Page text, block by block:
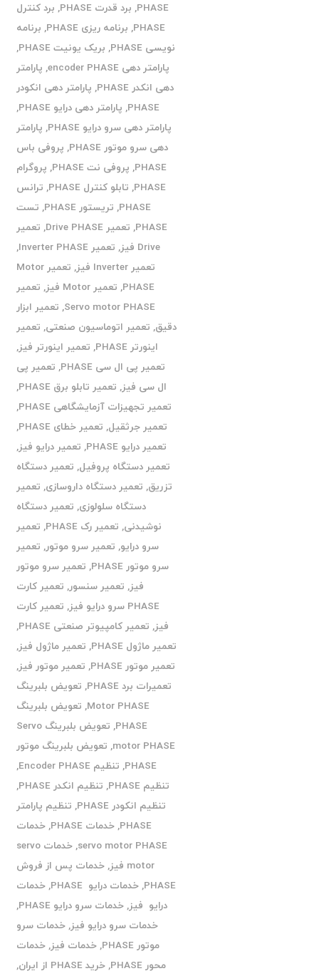
PHASE
, برد قدرت PHASE , برد کنترل
PHASE
, برنامه ریزی PHASE , برنامه
نویسی PHASE
, بریک یونیت PHASE
,
پارامتر دهی encoder PHASE
, پارامتر
دهی انکدر PHASE
, پارامتر دهی انکودر
PHASE
, پارامتر دهی درایو PHASE
,
پارامتر دهی سرو درایو PHASE
, پارامتر
دهی سرو موتور PHASE
, پروفی باس
PHASE
, پروفی نت PHASE , پروگرام
PHASE
, تابلو کنترل PHASE , ترانس
PHASE
, تریستور PHASE , تست
PHASE
, تعمیر Drive PHASE , تعمیر
Drive فیز
, تعمیر Inverter PHASE
,
تعمیر Inverter فیز
,
تعمیر Motor
PHASE
, تعمیر Motor فیز , تعمیر
Servo motor PHASE
, تعمیر ابزار
دقیق, تعمیر اتوماسیون صنعتی, تعمیر
اینورتر PHASE
, تعمیر اینورتر فیز,
تعمیر پی ال سی PHASE
, تعمیر پی
ال سی فیز, تعمیر تابلو برق PHASE
,
تعمیر تجهیزات آزمایشگاهی PHASE
,
تعمیر جرثقیل, تعمیر خطای PHASE
,
تعمیر درایو PHASE
, تعمیر درایو فیز,
تعمیر دستگاه پروفیل, تعمیر دستگاه
تزریق, تعمیر دستگاه داروسازی, تعمیر
دستگاه سلولوزی, تعمیر دستگاه
نوشیدنی, تعمیر رک PHASE , تعمیر
سرو درایو, تعمیر سرو موتور, تعمیر
سرو موتور PHASE
, تعمیر سرو موتور
فیز, تعمیر سنسور, تعمیر کارت
PHASE سرو درایو فیز
, تعمیر کارت
فیز, تعمیر کامپیوتر صنعتی PHASE
,
تعمیر ماژول PHASE
, تعمیر ماژول فیز,
تعمیر موتور PHASE
, تعمیر موتور فیز,
تعمیرات برد PHASE
, تعویض بلبرینگ
Motor PHASE
, تعویض بلبرینگ
PHASE
,
تعویض بلبرینگ Servo
motor PHASE
, تعویض بلبرینگ موتور
PHASE
, تنظیم Encoder PHASE
,
تنظیم PHASE
, تنظیم انکدر PHASE
,
تنظیم انکودر PHASE
, تنظیم پارامتر
PHASE
,خدمات PHASE ,خدمات
servo motor PHASE
,
خدمات servo
motor فیز
,خدمات پس از فروش
PHASE
,خدمات درایو PHASE ,خدمات
درایو فیز,خدمات سرو درایو PHASE
,
خدمات سرو درایو فیز,خدمات سرو
موتور PHASE
,خدمات فیز,خدمات
محور PHASE
,خرید PHASE از ایران ,